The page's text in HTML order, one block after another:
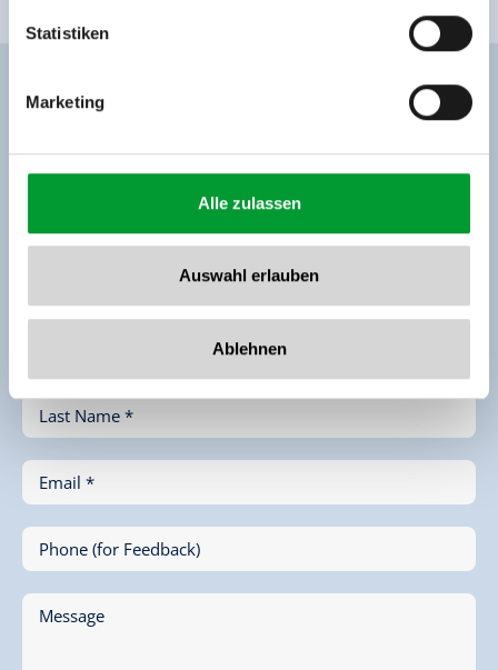
www.zillertalarena.com
Statistiken
Marketing
Alle zulassen
Auswahl erlauben
Ablehnen
Last Name *
Email *
Phone (for Feedback)
Message